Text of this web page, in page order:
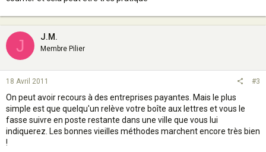
J J.M.
Membre Pilier
18 Avril 2011 #3
On peut avoir recours à des entreprises payantes. Mais le plus
simple est que quelqu'un relève votre boîte aux lettres et vous le
fasse suivre en poste restante dans une ville que vous lui
indiquerez. Les bonnes vieilles méthodes marchent encore très bien
!